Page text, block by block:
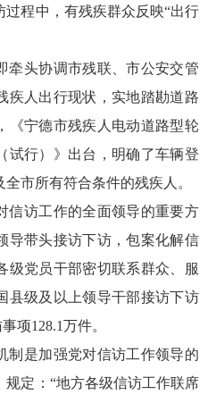
程中，有残疾群众反映“出行
牵头协调市残联、市公安交管
疾人出行现状，实地踏勘道路
《宁德市残疾人电动道路型轮
试行）》出台，明确了车辆登
市所有符合条件的残疾人。
信访工作的全面领导的重要方
导带头接访下访，包案化解信
级党员干部密切联系群众、服
县级及以上领导干部接访下访
项128.1万件。
制是加强党对信访工作领导的
规定：“地方各级信访工作联席